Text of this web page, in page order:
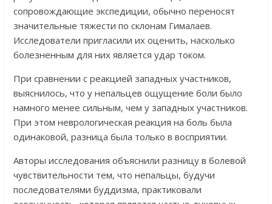
сопровождающие экспедиции, обычно переносят
значительные тяжести по склонам Гималаев.
Исследователи пригласили их оценить, насколько
болезненным для них является удар током.
При сравнении с реакцией западных участников,
выяснилось, что у непальцев ощущение боли было
намного менее сильным, чем у западных участников.
При этом неврологическая реакция на боль была
одинаковой, разница была только в восприятии.
Авторы исследования объяснили разницу в болевой
чувствительности тем, что непальцы, будучи
последователями буддизма, практиковали